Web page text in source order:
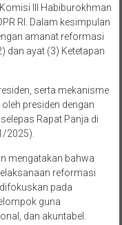
III Habiburokhman
RI. Dalam kesimpulan
amanat reformasi
dan ayat (3) Ketetapan
serta mekanisme
presiden dengan
Rapat Panja di
2025).
mengatakan bahwa
reformasi
pada
guna
dan akuntabel.